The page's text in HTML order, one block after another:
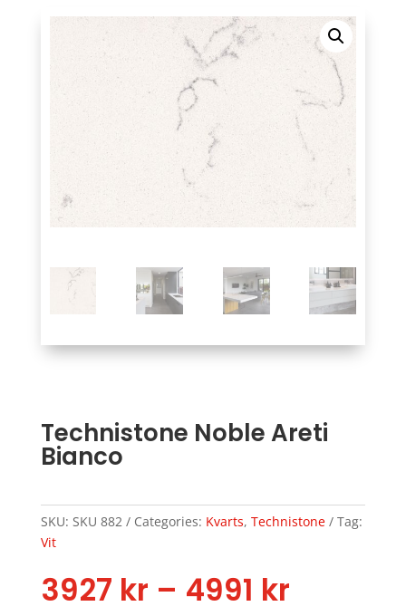
Technistone Noble Areti
Bianco
SKU: SKU 882 Categories: Kvarts, Technistone
Tag:
Vit
3927 kr – 4991 krPrice